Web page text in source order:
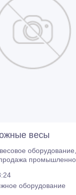
весы
оборудование,
весы вагонные
подвижного ЖД
оборудование